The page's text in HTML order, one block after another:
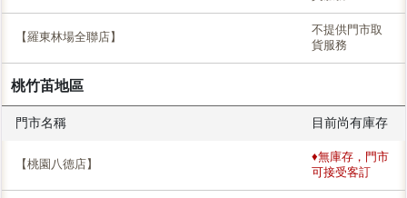
【羅東林場全聯店】
不提供門市取
貨服務
桃竹苖地區
門市名稱 目前尚有庫存
【桃園八德店】
♦無庫存，門市
可接受客訂